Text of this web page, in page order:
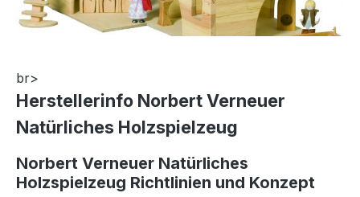
br>
Herstellerinfo Norbert Verneuer
Natürliches Holzspielzeug
Norbert Verneuer Natürliches
Holzspielzeug Richtlinien und Konzept